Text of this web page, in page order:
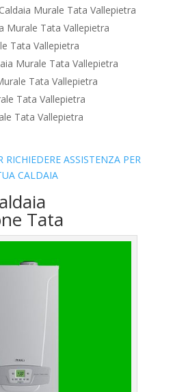
Caldaia Murale Tata Vallepietra
Murale Tata Vallepietra
Tata Vallepietra
Murale Tata Vallepietra
Tata Vallepietra
Tata Vallepietra
Tata Vallepietra
ASSISTENZA PER
CALDAIA
Tata